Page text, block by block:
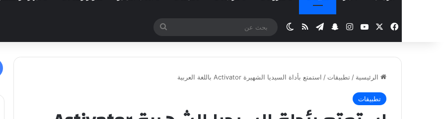
فيسبوك ‫YouTubeانستقرامسناب تشات
تيلقرامملخص الموقع RSS
الوضع المظلم
عن
الرئيسية / تطبيقات / استمتع بأداة السيديا الشهيرة Activator باللغة العربية
تطبيقات